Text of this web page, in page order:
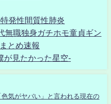
発性間質性肺炎
無職独身ガチホモ童貞ギン
とめ速報
が見たかった星空-
気がヤバい」と言われる現在の